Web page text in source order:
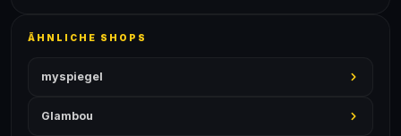
ÄHNLICHE SHOPS
myspiegel
Glambou